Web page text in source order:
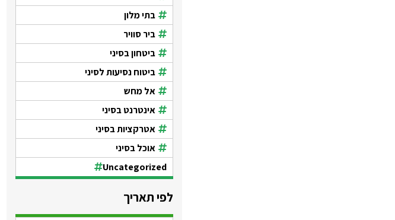
בתי מלון
ביר סוויר
ביטחון בסיני
ביטוח נסיעות לסיני
אל מחש
אינטרנט בסיני
אטרקציות בסיני
אוכל בסיני
Uncategorized
לפי תאריך